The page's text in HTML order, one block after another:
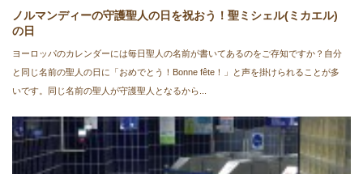
ノルマンディーの守護聖人の日を祝おう！聖ミシェル(ミカエル)
の日
ヨーロッパのカレンダーには毎日聖人の名前が書いてあるのをご存知ですか？自分
と同じ名前の聖人の日に「おめでとう！Bonne fête！」と声を掛けられることが多
いです。同じ名前の聖人が守護聖人となるから...